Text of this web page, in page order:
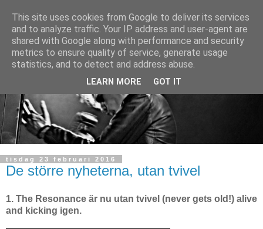
tisdag 23 februari 2016
De större nyheterna, utan tvivel
1. The Resonance är nu utan tvivel (never gets old!) alive
and kicking igen.
This site uses cookies from Google to deliver its services
and to analyze traffic. Your IP address and user-agent are
shared with Google along with performance and security
metrics to ensure quality of service, generate usage
statistics, and to detect and address abuse.
LEARN MORE GOT IT